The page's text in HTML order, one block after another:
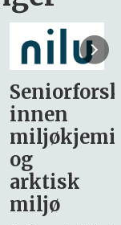
søker
– fast
Søknadsfrist:
16. august.